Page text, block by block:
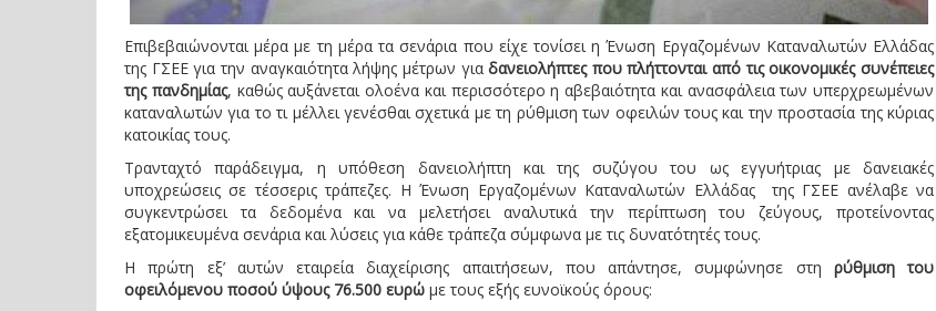
Επιβεβαιώνονται μέρα με τη μέρα τα σενάρια που είχε τονίσει η Ένωση Εργαζομένων Καταναλωτών Ελλάδας
της ΓΣΕΕ για την αναγκαιότητα λήψης μέτρων γιαδανειολήπτες που πλήττονται από τις οικονομικές συνέπειες
της πανδημίας, καθώς αυξάνεται ολοένα και περισσότερο η αβεβαιότητα και ανασφάλεια των υπερχρεωμένων
καταναλωτών για το τι μέλλει γενέσθαι σχετικά με τη ρύθμιση των οφειλών τους και την προστασία της κύριας
κατοικίας τους.
Τρανταχτό παράδειγμα, η υπόθεση δανειολήπτη και της συζύγου του ως εγγυήτριας με δανειακές
υποχρεώσεις σε τέσσερις τράπεζες. Η Ένωση Εργαζομένων Καταναλωτών Ελλάδας της ΓΣΕΕ ανέλαβε να
συγκεντρώσει τα δεδομένα και να μελετήσει αναλυτικά την περίπτωση του ζεύγους, προτείνοντας
εξατομικευμένα σενάρια και λύσεις για κάθε τράπεζα σύμφωνα με τις δυνατότητές τους.
Η πρώτη εξ’ αυτών εταιρεία διαχείρισης απαιτήσεων, που απάντησε, συμφώνησε στη ρύθμιση του
οφειλόμενου ποσού ύψους 76.500 ευρώ με τους εξής ευνοϊκούς όρους: